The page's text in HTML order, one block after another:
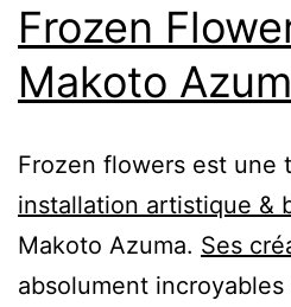
Frozen
Makoto
Frozen flowers est une
installation artistique &
Makoto Azuma. Ses
absolument